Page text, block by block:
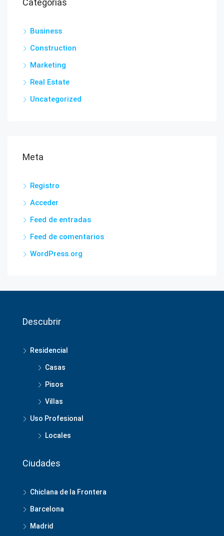
Categorías
Business
Construction
Marketing
Real Estate
Uncategorized
Meta
Registro
Acceder
Feed de entradas
Feed de comentarios
WordPress.org
Descubrir
Residencial
Casas
Pisos
Villas
Uso Profesional
Locales
Ciudades
Chiclana de la Frontera
Barcelona
Madrid